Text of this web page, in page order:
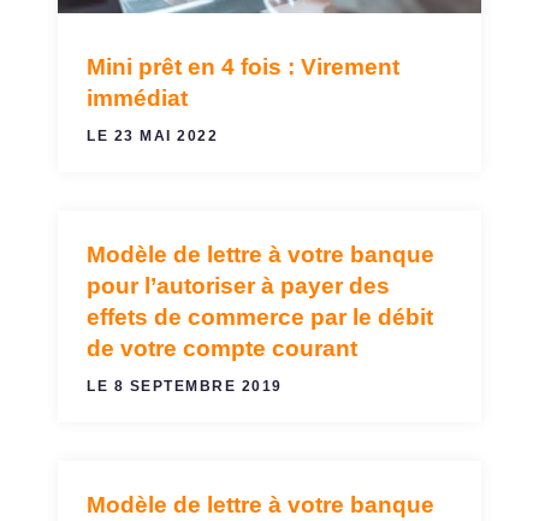
Mini prêt en 4 fois : Virement
immédiat
LE 23 MAI 2022
VIREMENTS ET PRÉLÈVEMENTS
Modèle de lettre à votre banque
pour l’autoriser à payer des
effets de commerce par le débit
de votre compte courant
LE 8 SEPTEMBRE 2019
VIREMENTS ET PRÉLÈVEMENTS
Modèle de lettre à votre banque